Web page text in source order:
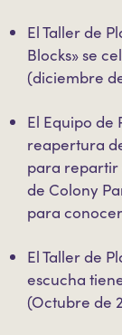
El Taller de
Blocks» se
(diciembre
El Equipo de
reapertura
para repartir
de Colony
para
El Taller de
escucha
(Octubre de